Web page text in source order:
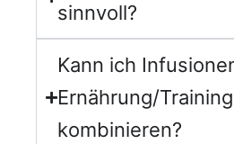
sinnvoll?
Kann ich
Ernährung/Training
kombinieren?